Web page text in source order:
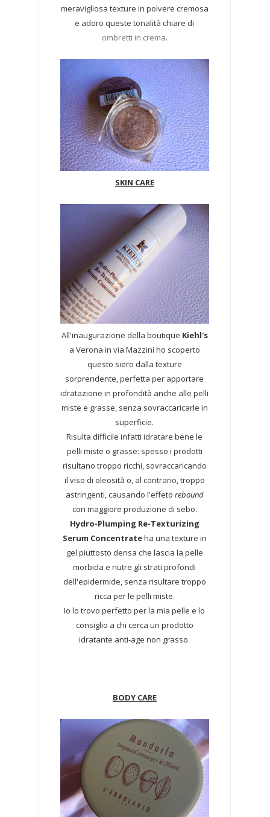
meravigliosa texture in polvere cremosa
e adoro queste tonalità chiare di
ombretti in crema.
SKIN CARE
All'inaugurazione della boutique Kiehl's
a Verona in via Mazzini ho scoperto
questo siero dalla texture
sorprendente, perfetta per apportare
idratazione in profondità anche alle pelli
miste e grasse, senza sovraccaricarle in
superficie.
Risulta difficile infatti idratare bene le
pelli miste o grasse: spesso i prodotti
risultano troppo ricchi, sovraccaricando
il viso di oleosità o, al contrario, troppo
astringenti, causando l'effeto rebound
con maggiore produzione di sebo.
Hydro-Plumping Re-Texturizing
Serum Concentrateha una texture in
gel piuttosto densa che lascia la pelle
morbida e nutre gli strati profondi
dell'epidermide, senza risultare troppo
ricca per le pelli miste.
Io lo trovo perfetto per la mia pelle e lo
consiglio a chi cerca un prodotto
idratante anti-age non grasso.
BODY CARE